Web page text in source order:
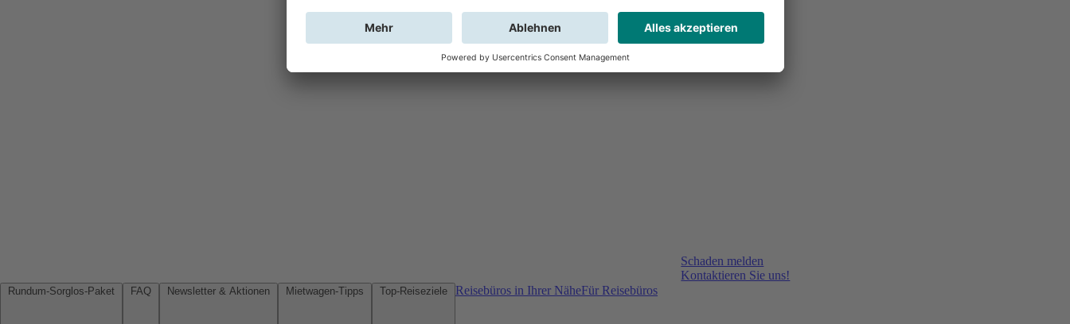
Schaden melden
Kontaktieren Sie uns!
Reisebüros in Ihrer NäheFür Reisebüros